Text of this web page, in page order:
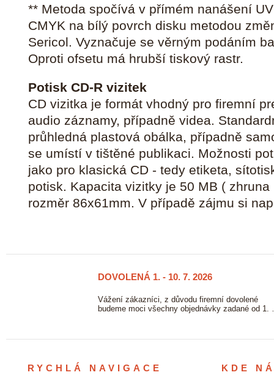
** Metoda spočívá v přímém nanášení
CMYK na bílý povrch disku metodou
Sericol. Vyznačuje se věrným podáním
Oproti ofsetu má hrubší tiskový rastr.
Potisk CD-R vizitek
CD vizitka je formát vhodný pro firemní
audio záznamy, případně videa.
průhledná plastová obálka, případně
se umístí v tištěné publikaci. Možnosti
jako pro klasická CD - tedy etiketa,
potisk. Kapacita vizitky je 50 MB (
rozměr 86x61mm. V případě zájmu si
DOVOLENÁ 1. - 10. 7. 2026
Vážení zákazníci, z důvodu firemní dovolené
budeme moci všechny objednávky zadané od
RYCHLÁ NAVIGACE KDE